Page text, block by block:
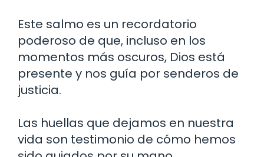
Este salmo es un recordatorio
poderoso de que, incluso en los
momentos más oscuros, Dios está
presente y nos guía por senderos de
justicia.
Las huellas que dejamos en nuestra
vida son testimonio de cómo hemos